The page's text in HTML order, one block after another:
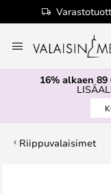
to
Content
16% alkaen 89
Riippuvalaisimet